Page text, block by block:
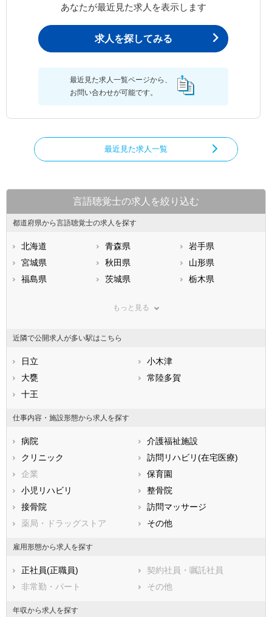
あなたが最近見た求人を表示します
求人を探してみる
最近見た求人一覧ページから、
お問い合わせが可能です。
最近見た求人一覧
言語聴覚士の求人を絞り込む
都道府県から言語聴覚士の求人を探す
北海道 青森県
岩手県
宮城県
秋田県
山形県
福島県
茨城県
栃木県
神奈川県
石川県
福井県
静岡県
滋賀県
兵庫県
香川県
高知県
福岡県
長崎県
熊本県
鹿児島県
もっと見る
近隣で公開求人が多い駅はこちら
日立
小木津
大甕
常陸多賀
十王
仕事内容・施設形態から求人を探す
病院
介護福祉施設
クリニック
訪問リハビリ(在宅医療)
企業
保育園
小児リハビリ
整骨院
接骨院
訪問マッサージ
薬局・ドラッグストア
その他
雇用形態から求人を探す
正社員(正職員)
契約社員・嘱託社員
非常勤・パート
その他
年収から求人を探す